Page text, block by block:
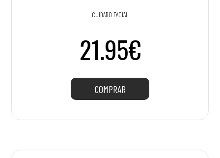
CUIDADO FACIAL
21.95€
COMPRAR